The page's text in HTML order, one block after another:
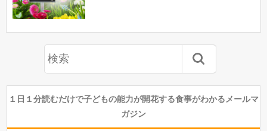
１日１分読むだけで子どもの能力が開花する食事がわかるメールマ
ガジン